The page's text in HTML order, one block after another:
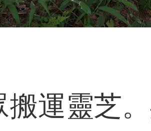
搬運靈芝